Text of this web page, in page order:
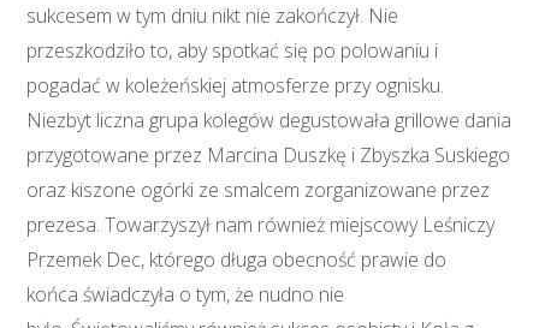
sukcesem w tym dniu nikt nie zakończył. Nie
przeszkodziło to, aby spotkać się po polowaniu i
pogadać w koleżeńskiej atmosferze przy ognisku.
Niezbyt liczna grupa kolegów degustowała grillowe dania
przygotowane przez Marcina Duszkę i Zbyszka Suskiego
oraz kiszone ogórki ze smalcem zorganizowane przez
prezesa. Towarzyszył nam również miejscowy Leśniczy
Przemek Dec, którego długa obecność prawie do
końca świadczyła o tym, że nudno nie